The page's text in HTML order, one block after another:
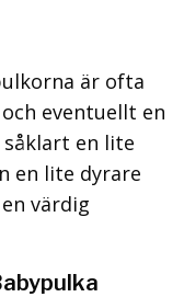
är ofta
eventuellt en
en lite
en lite dyrare
värdig